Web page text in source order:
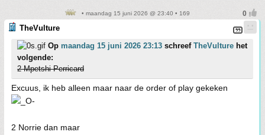
• maandag 15 juni 2026 @ 23:40 • 169
TheVulture
Op maandag 15 juni 2026 23:13 schreef TheVulture het
volgende:
2 Mpetshi Perricard
Excuus, ik heb alleen maar naar de order of play gekeken
2 Norrie dan maar